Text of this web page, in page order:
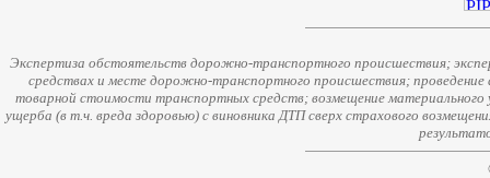
Экспертиза обстоятельств дорожно-транспортного происшествия;
средствах и месте дорожно-транспортного происшествия;
товарной стоимости транспортных средств; возмещение
ущерба (в т.ч. вреда здоровью) с виновника ДТП сверх страхового